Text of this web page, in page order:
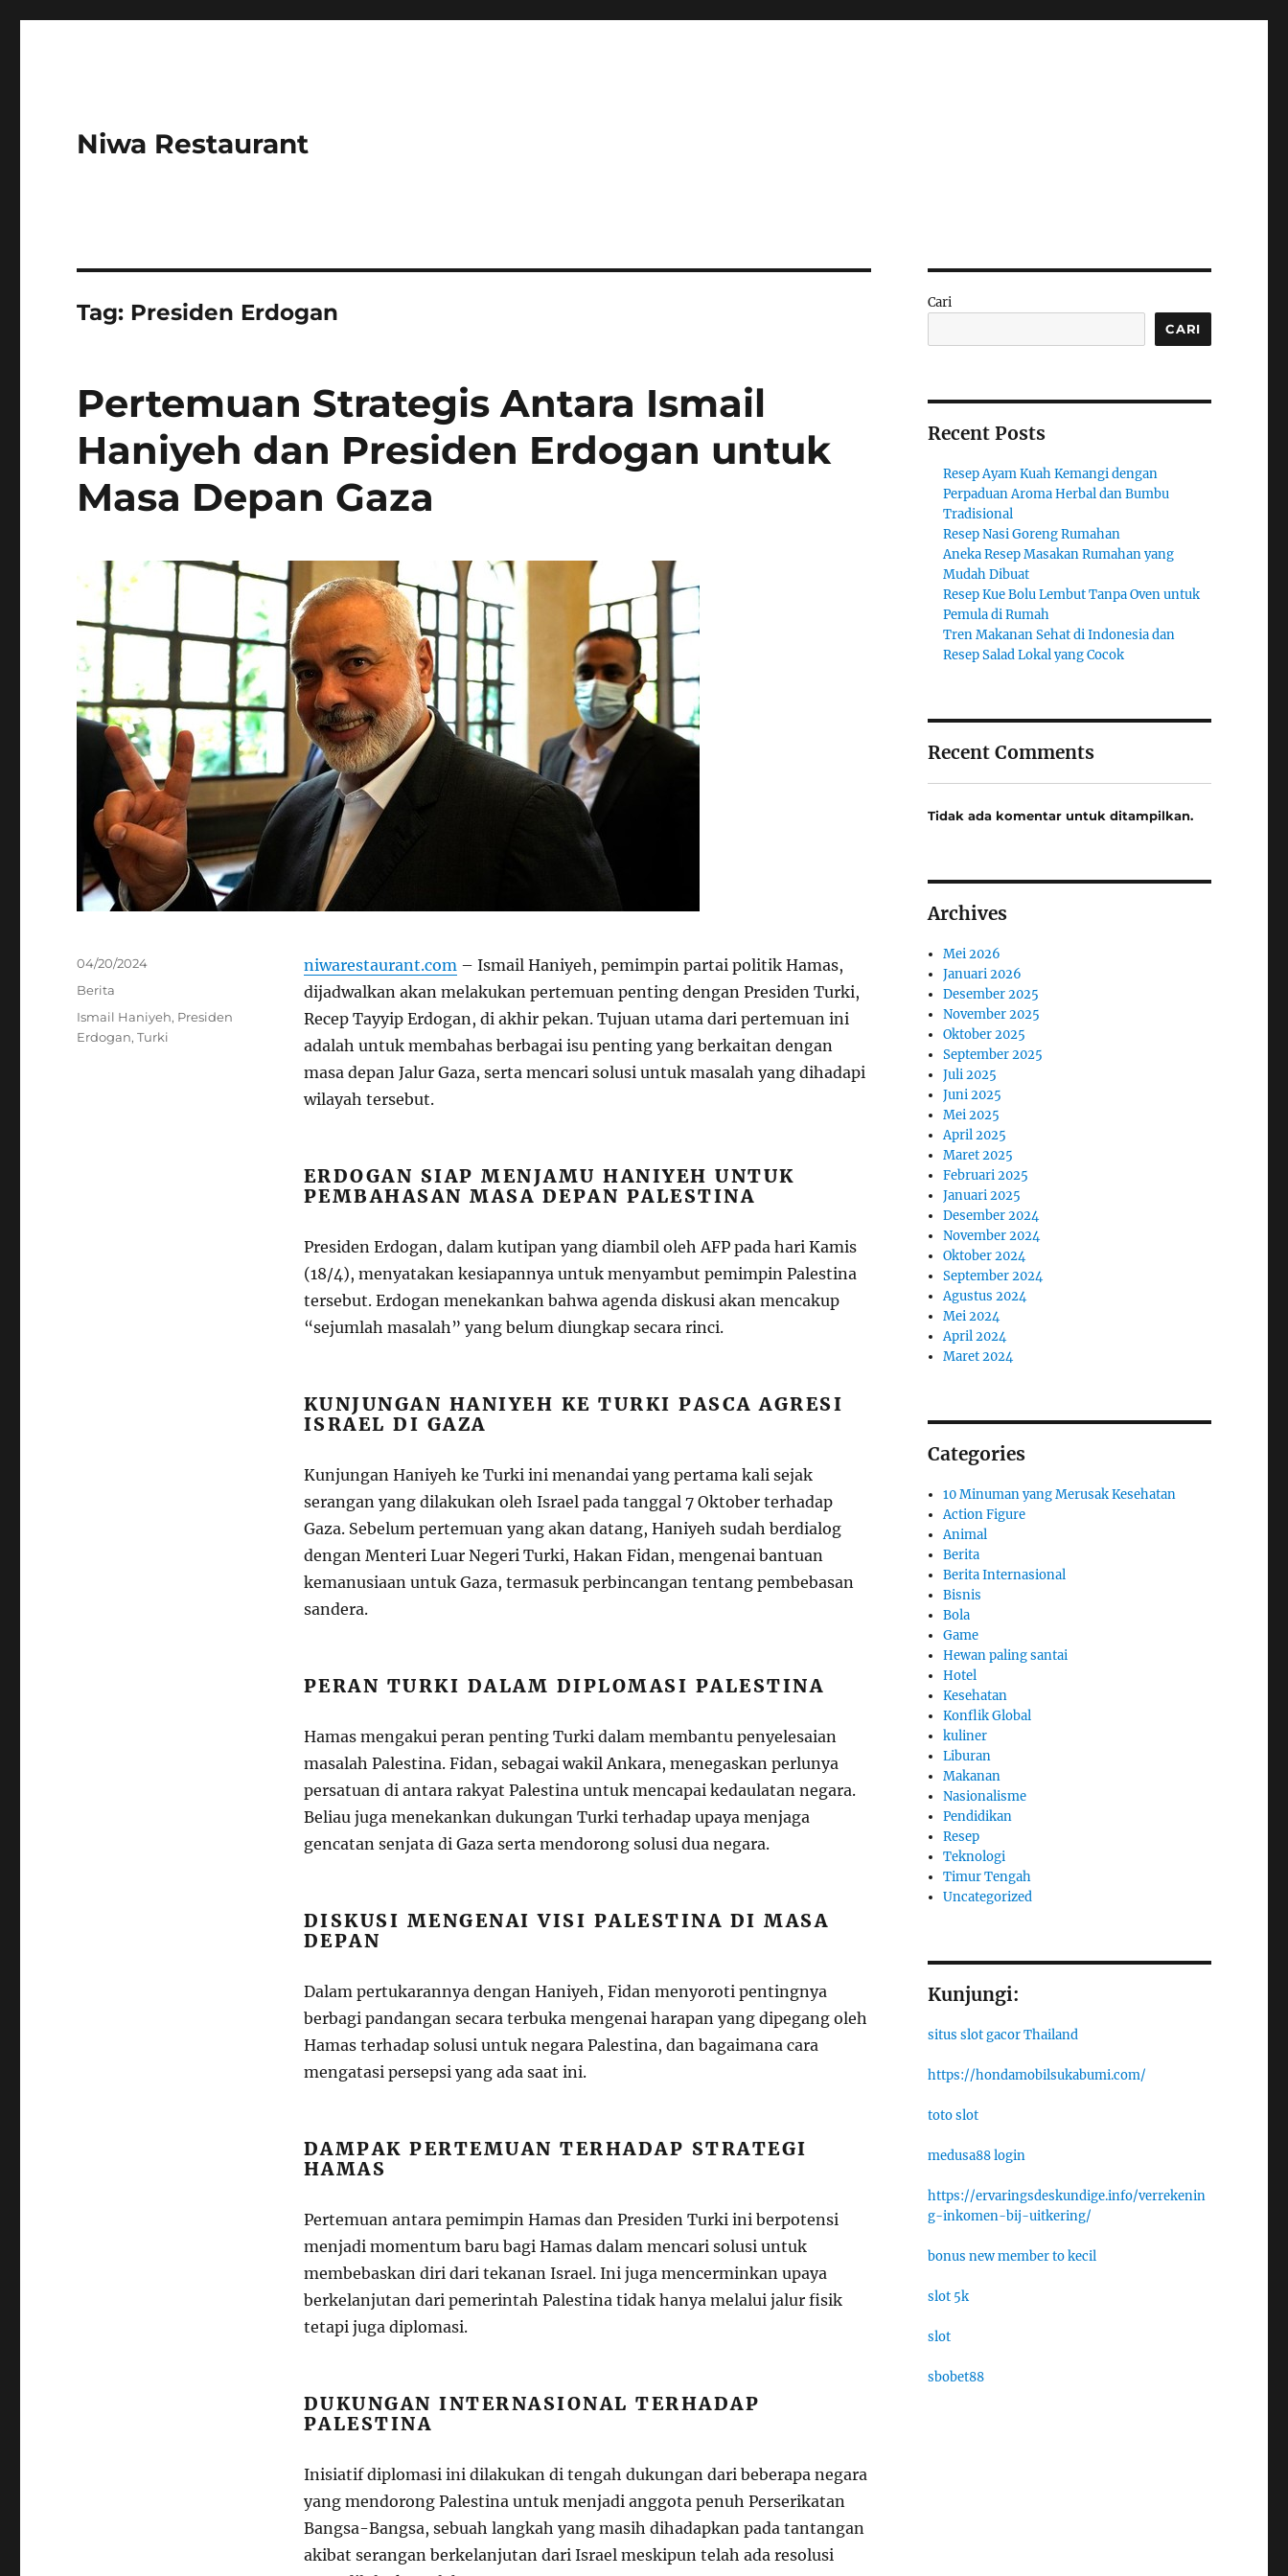
Niwa Restaurant
Tag: Presiden Erdogan
Pertemuan Strategis Antara Ismail
Haniyeh dan Presiden Erdogan untuk
Masa Depan Gaza
niwarestaurant.com – Ismail Haniyeh, pemimpin partai politik Hamas,
dijadwalkan akan melakukan pertemuan penting dengan Presiden Turki,
Recep Tayyip Erdogan, di akhir pekan. Tujuan utama dari pertemuan ini
adalah untuk membahas berbagai isu penting yang berkaitan dengan
masa depan Jalur Gaza, serta mencari solusi untuk masalah yang dihadapi
wilayah tersebut.
ERDOGAN SIAP MENJAMU HANIYEH UNTUK
PEMBAHASAN MASA DEPAN PALESTINA
Presiden Erdogan, dalam kutipan yang diambil oleh AFP pada hari Kamis
(18/4), menyatakan kesiapannya untuk menyambut pemimpin Palestina
tersebut. Erdogan menekankan bahwa agenda diskusi akan mencakup
“sejumlah masalah” yang belum diungkap secara rinci.
KUNJUNGAN HANIYEH KE TURKI PASCA AGRESI
ISRAEL DI GAZA
Kunjungan Haniyeh ke Turki ini menandai yang pertama kali sejak
serangan yang dilakukan oleh Israel pada tanggal 7 Oktober terhadap
Gaza. Sebelum pertemuan yang akan datang, Haniyeh sudah berdialog
dengan Menteri Luar Negeri Turki, Hakan Fidan, mengenai bantuan
kemanusiaan untuk Gaza, termasuk perbincangan tentang pembebasan
sandera.
PERAN TURKI DALAM DIPLOMASI PALESTINA
Hamas mengakui peran penting Turki dalam membantu penyelesaian
masalah Palestina. Fidan, sebagai wakil Ankara, menegaskan perlunya
persatuan di antara rakyat Palestina untuk mencapai kedaulatan negara.
Beliau juga menekankan dukungan Turki terhadap upaya menjaga
gencatan senjata di Gaza serta mendorong solusi dua negara.
DISKUSI MENGENAI VISI PALESTINA DI MASA
DEPAN
Dalam pertukarannya dengan Haniyeh, Fidan menyoroti pentingnya
berbagi pandangan secara terbuka mengenai harapan yang dipegang oleh
Hamas terhadap solusi untuk negara Palestina, dan bagaimana cara
mengatasi persepsi yang ada saat ini.
DAMPAK PERTEMUAN TERHADAP STRATEGI
HAMAS
Pertemuan antara pemimpin Hamas dan Presiden Turki ini berpotensi
menjadi momentum baru bagi Hamas dalam mencari solusi untuk
membebaskan diri dari tekanan Israel. Ini juga mencerminkan upaya
berkelanjutan dari pemerintah Palestina tidak hanya melalui jalur fisik
tetapi juga diplomasi.
DUKUNGAN INTERNASIONAL TERHADAP
PALESTINA
Inisiatif diplomasi ini dilakukan di tengah dukungan dari beberapa negara
yang mendorong Palestina untuk menjadi anggota penuh Perserikatan
Bangsa-Bangsa, sebuah langkah yang masih dihadapkan pada tantangan
akibat serangan berkelanjutan dari Israel meskipun telah ada resolusi
Posted
04/20/2024
Categories
Berita
Tags
Ismail Haniyeh, Presiden
Erdogan,Turki
Cari
CARI
Recent Posts
Resep Ayam Kuah Kemangi dengan
Perpaduan Aroma Herbal dan Bumbu
Tradisional
Resep Nasi Goreng Rumahan
Aneka Resep Masakan Rumahan yang
Mudah Dibuat
Resep Kue Bolu Lembut Tanpa Oven untuk
Pemula di Rumah
Tren Makanan Sehat di Indonesia dan
Resep Salad Lokal yang Cocok
Recent Comments
Tidak ada komentar untuk ditampilkan.
Archives
Mei 2026
Januari 2026
Desember 2025
November 2025
Oktober 2025
September 2025
Juli 2025
Juni 2025
Mei 2025
April 2025
Maret 2025
Februari 2025
Januari 2025
Desember 2024
November 2024
Oktober 2024
September 2024
Agustus 2024
Mei 2024
April 2024
Maret 2024
Categories
10 Minuman yang Merusak Kesehatan
Action Figure
Animal
Berita
Berita Internasional
Bisnis
Bola
Game
Hewan paling santai
Hotel
Kesehatan
Konflik Global
kuliner
Liburan
Makanan
Nasionalisme
Pendidikan
Resep
Teknologi
Timur Tengah
Uncategorized
Kunjungi:
situs slot gacor Thailand
https://hondamobilsukabumi.com/
toto slot
medusa88 login
https://ervaringsdeskundige.info/verrekenin
g-inkomen-bij-uitkering/
bonus new member to kecil
slot 5k
slot
sbobet88